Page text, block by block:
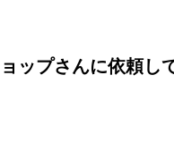
ップさんに依頼し